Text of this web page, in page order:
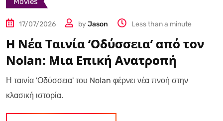
17/07/2026 by Jason Less than a minute
Η Νέα Ταινία ‘Οδύσσεια’ από τον
Nolan: Μια Επική Ανατροπή
Η ταινία 'Οδύσσεια' του Nolan φέρνει νέα πνοή στην
κλασική ιστορία.